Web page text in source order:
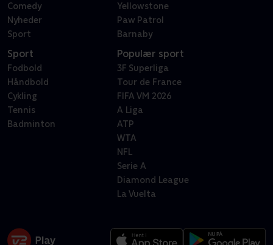
Comedy
Nyheder
Sport
Yellowstone
Paw Patrol
Barnaby
Sport
Fodbold
Håndbold
Cykling
Tennis
Badminton
Populær sport
3F Superliga
Tour de France
FIFA VM 2026
A Liga
ATP
WTA
NFL
Serie A
Diamond League
La Vuelta